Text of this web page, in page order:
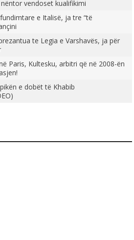
vendoset kualifikimi
e Italisë, ja tre “të
te Legia e Varshavës, ja për
Paris, Kultesku, arbitri që në 2008-ën
e dobët të Khabib